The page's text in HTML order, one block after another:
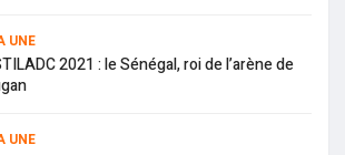
UNE
2021 : le Sénégal, roi de l’arène de
UNE